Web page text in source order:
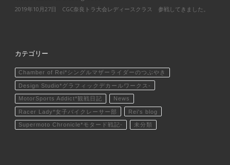
2019年10月27日 CGC奈良トラ大会レディースクラス 参戦してきました。
カテゴリー
Chamber of Rei*シングルマザーライダーのつぶやき
Design Studio*グラフィックデカールワークス-
MotorSports Addict*観戦日記 News
Racer Lady*女子バイクレーサー部 Rei's blog
Supermoto Chronicle*モタード戦記- 未分類